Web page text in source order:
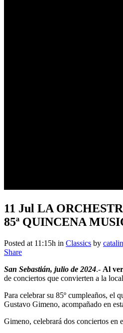
11 Jul LA
85ª QUINCENA
Posted at 11:15h in Classics by
Share
San Sebastián, julio de 2024.- Al
de conciertos que convierten a la
Para celebrar su 85º cumpleaños, el
Gustavo Gimeno, acompañado en
Gimeno, celebrará dos conciertos en